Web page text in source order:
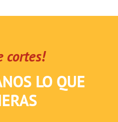
cortes!
LO QUE